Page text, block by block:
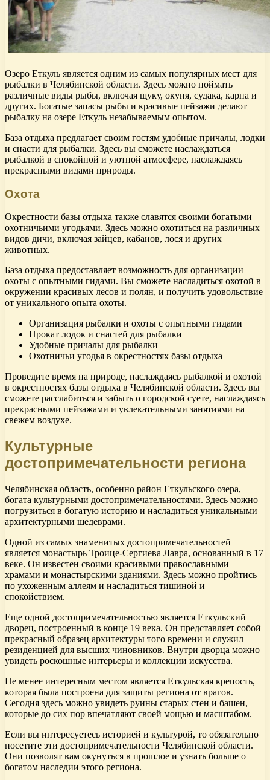
Озеро Еткуль является одним из самых популярных мест для
рыбалки в Челябинской области. Здесь можно поймать
различные виды рыбы, включая щуку, окуня, судака, карпа и
других. Богатые запасы рыбы и красивые пейзажи делают
рыбалку на озере Еткуль незабываемым опытом.
База отдыха предлагает своим гостям удобные причалы, лодки
и снасти для рыбалки. Здесь вы сможете наслаждаться
рыбалкой в спокойной и уютной атмосфере, наслаждаясь
прекрасными видами природы.
Охота
Окрестности базы отдыха также славятся своими богатыми
охотничьими угодьями. Здесь можно охотиться на различных
видов дичи, включая зайцев, кабанов, лося и других
животных.
База отдыха предоставляет возможность для организации
охоты с опытными гидами. Вы сможете насладиться охотой в
окружении красивых лесов и полян, и получить удовольствие
от уникального опыта охоты.
Организация рыбалки и охоты с опытными гидами
Прокат лодок и снастей для рыбалки
Удобные причалы для рыбалки
Охотничьи угодья в окрестностях базы отдыха
Проведите время на природе, наслаждаясь рыбалкой и охотой
в окрестностях базы отдыха в Челябинской области. Здесь вы
сможете расслабиться и забыть о городской суете, наслаждаясь
прекрасными пейзажами и увлекательными занятиями на
свежем воздухе.
Культурные
достопримечательности региона
Челябинская область, особенно район Еткульского озера,
богата культурными достопримечательностями. Здесь можно
погрузиться в богатую историю и насладиться уникальными
архитектурными шедеврами.
Одной из самых знаменитых достопримечательностей
является монастырь Троице-Сергиева Лавра, основанный в 17
веке. Он известен своими красивыми православными
храмами и монастырскими зданиями. Здесь можно пройтись
по ухоженным аллеям и насладиться тишиной и
спокойствием.
Еще одной достопримечательностью является Еткульский
дворец, построенный в конце 19 века. Он представляет собой
прекрасный образец архитектуры того времени и служил
резиденцией для высших чиновников. Внутри дворца можно
увидеть роскошные интерьеры и коллекции искусства.
Не менее интересным местом является Еткульская крепость,
которая была построена для защиты региона от врагов.
Сегодня здесь можно увидеть руины старых стен и башен,
которые до сих пор впечатляют своей мощью и масштабом.
Если вы интересуетесь историей и культурой, то обязательно
посетите эти достопримечательности Челябинской области.
Они позволят вам окунуться в прошлое и узнать больше о
богатом наследии этого региона.